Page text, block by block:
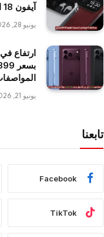
آيفون 18 الأساسي
يونيو 28, 2026
يونيو 21, 2026
تابعنا
Facebook
TikTok